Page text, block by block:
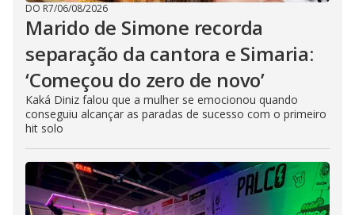
DO R7/06/08/2026
Marido de Simone recorda
separação da cantora e Simaria:
‘Começou do zero de novo’
Kaká Diniz falou que a mulher se emocionou quando
conseguiu alcançar as paradas de sucesso com o primeiro
hit solo